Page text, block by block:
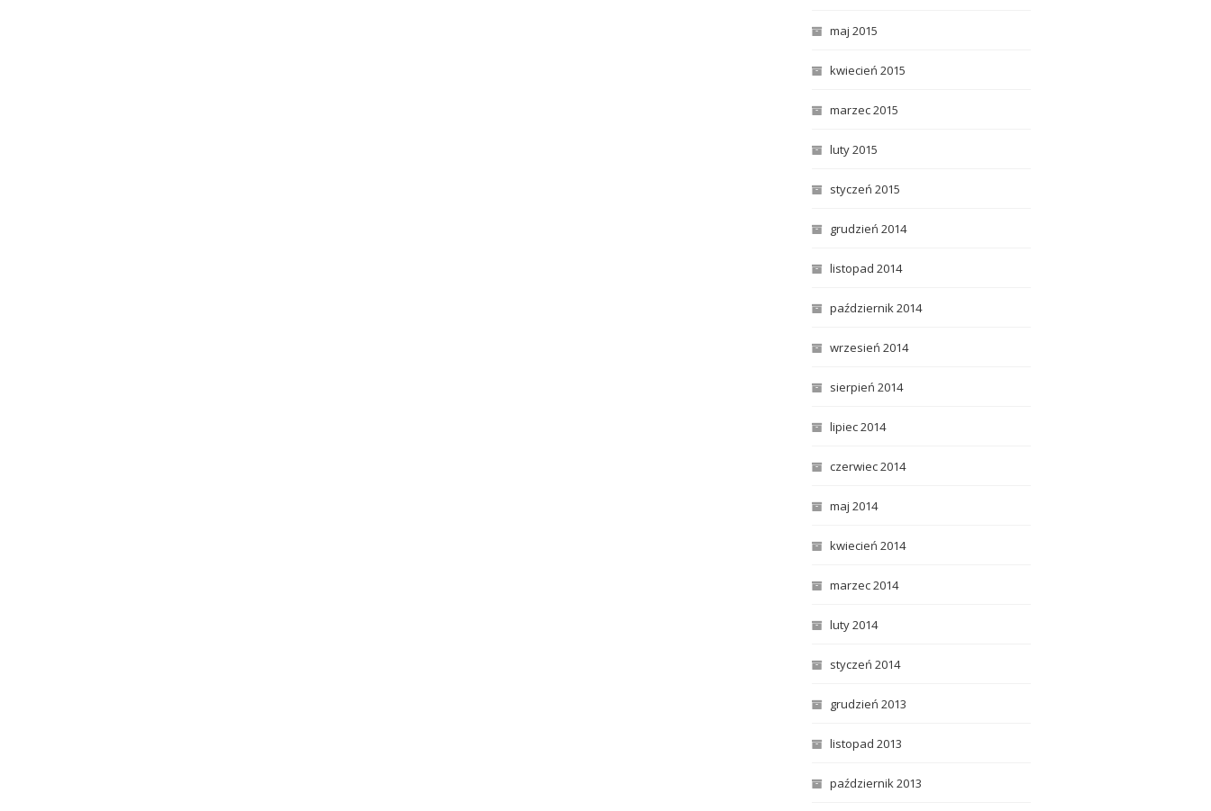
maj 2015
kwiecień 2015
marzec 2015
luty 2015
styczeń 2015
grudzień 2014
listopad 2014
październik 2014
wrzesień 2014
sierpień 2014
lipiec 2014
czerwiec 2014
maj 2014
kwiecień 2014
marzec 2014
luty 2014
styczeń 2014
grudzień 2013
listopad 2013
październik 2013